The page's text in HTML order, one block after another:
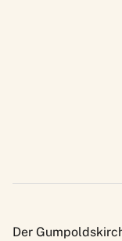
Der